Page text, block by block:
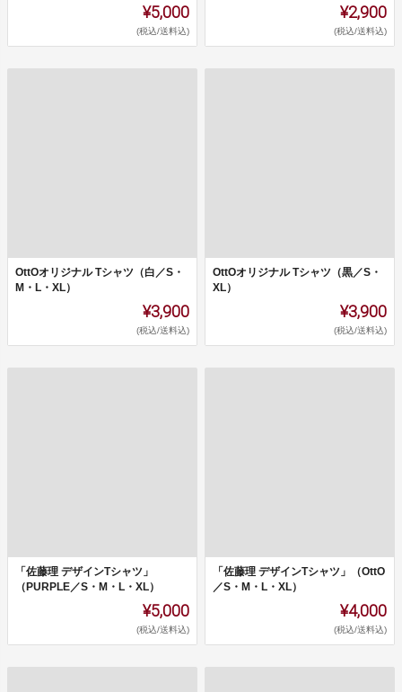
¥5,000
(税込/送料込)
¥2,900
(税込/送料込)
OttOオリジナル Tシャツ（白／S・
M・L・XL）
¥3,900
(税込/送料込)
OttOオリジナル Tシャツ（黒／S・
XL）
¥3,900
(税込/送料込)
「佐藤理 デザインTシャツ」
（PURPLE／S・M・L・XL）
¥5,000
(税込/送料込)
「佐藤理 デザインTシャツ」（OttO
／S・M・L・XL）
¥4,000
(税込/送料込)